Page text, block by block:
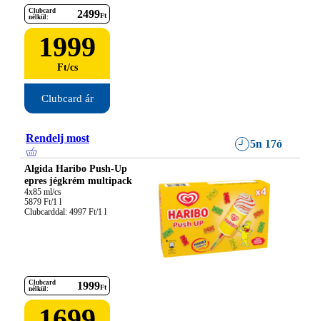
Clubcard
nélkül:
2499Ft
1999
Ft/cs
Clubcard ár
Rendelj most 5n 17ó
Algida Haribo Push-Up
epres jégkrém multipack
4x85 ml/cs
5879 Ft/1 l
Clubcarddal: 4997 Ft/1 l
Clubcard
nélkül:
1999Ft